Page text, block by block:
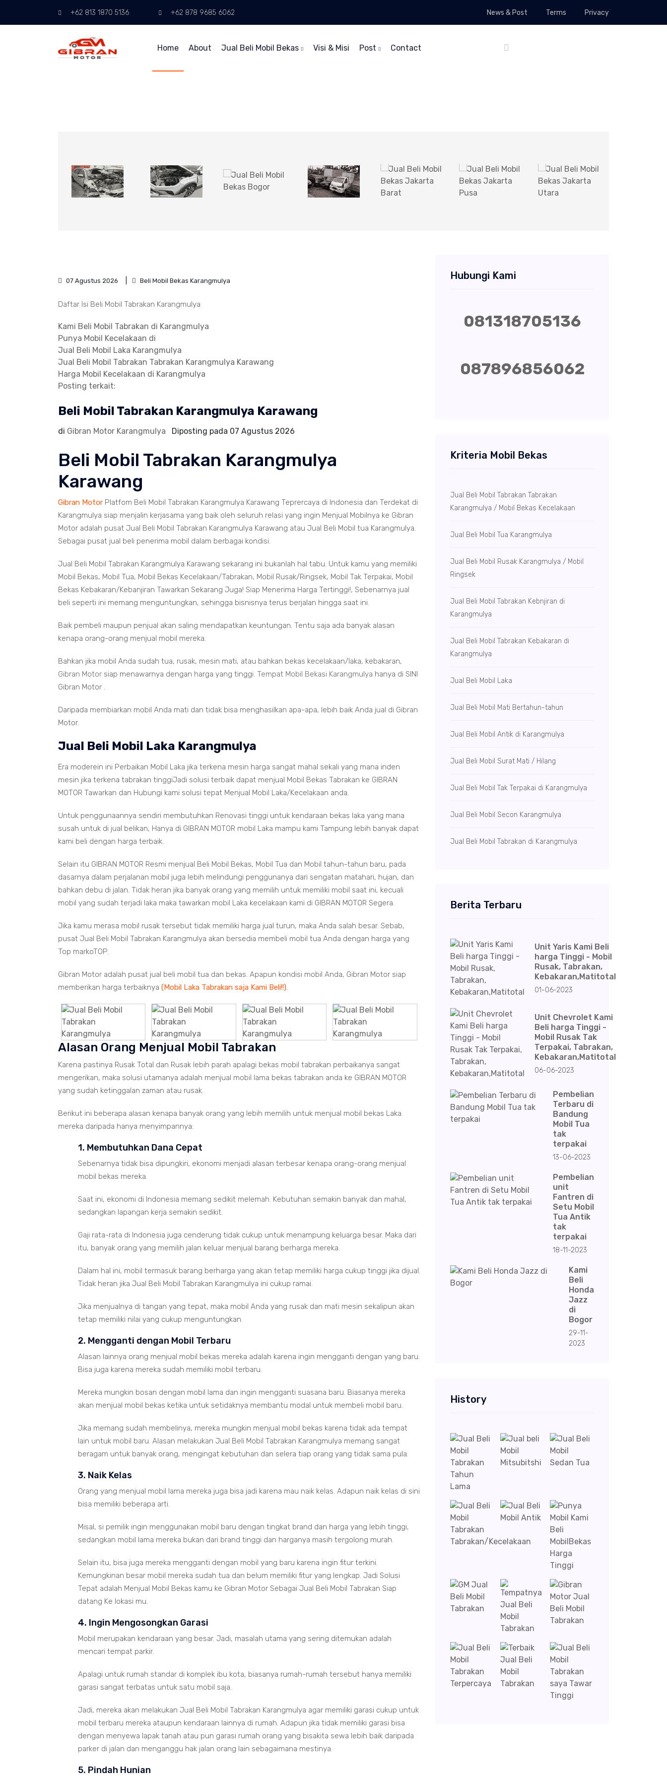
+62 813 1870 5136 +62 878 9685 6062 News & Post Terms Privacy
Home About Jual Beli Mobil Bekas Visi & Misi Post Contact
07 Agustus 2026 Beli Mobil Bekas Karangmulya
Daftar Isi Beli Mobil Tabrakan Karangmulya
Kami Beli Mobil Tabrakan di Karangmulya
Punya Mobil Kecelakaan di
Jual Beli Mobil Laka Karangmulya
Jual Beli Mobil Tabrakan Tabrakan Karangmulya Karawang
Harga Mobil Kecelakaan di Karangmulya
Posting terkait:
Beli Mobil Tabrakan Karangmulya Karawang
di Gibran Motor Karangmulya Diposting pada 07 Agustus 2026
Beli Mobil Tabrakan Karangmulya
Karawang
Gibran Motor Platfom Beli Mobil Tabrakan Karangmulya Karawang Teprercaya di Indonesia dan Terdekat di
Karangmulya siap menjalin kerjasama yang baik oleh seluruh relasi yang ingin Menjual Mobilnya ke Gibran
Motor adalah pusat Jual Beli Mobil Tabrakan Karangmulya Karawang atau Jual Beli Mobil tua Karangmulya.
Sebagai pusat jual beli penerima mobil dalam berbagai kondisi.
Jual Beli Mobil Tabrakan Karangmulya Karawang sekarang ini bukanlah hal tabu. Untuk kamu yang memiliki
Mobil Bekas, Mobil Tua, Mobil Bekas Kecelakaan/Tabrakan, Mobil Rusak/Ringsek, Mobil Tak Terpakai, Mobil
Bekas Kebakaran/Kebanjiran Tawarkan Sekarang Juga! Siap Menerima Harga Tertinggi!, Sebenarnya jual
beli seperti ini memang menguntungkan, sehingga bisnisnya terus berjalan hingga saat ini.
Baik pembeli maupun penjual akan saling mendapatkan keuntungan. Tentu saja ada banyak alasan
kenapa orang-orang menjual mobil mereka.
Bahkan jika mobil Anda sudah tua, rusak, mesin mati, atau bahkan bekas kecelakaan/laka, kebakaran,
Gibran Motor siap menawarnya dengan harga yang tinggi. Tempat Mobil Bekasi Karangmulya hanya di SINI
Gibran Motor .
Daripada membiarkan mobil Anda mati dan tidak bisa menghasilkan apa-apa, lebih baik Anda jual di Gibran
Motor.
Jual Beli Mobil Laka Karangmulya
Era moderein ini Perbaikan Mobil Laka jika terkena mesin harga sangat mahal sekali yang mana inden
mesin jika terkena tabrakan tinggiJadi solusi terbaik dapat menjual Mobil Bekas Tabrakan ke GIBRAN
MOTOR Tawarkan dan Hubungi kami solusi tepat Menjual Mobil Laka/Kecelakaan anda.
Untuk penggunaannya sendiri membutuhkan Renovasi tinggi untuk kendaraan bekas laka yang mana
susah untuk di jual belikan, Hanya di GIBRAN MOTOR mobil Laka mampu kami Tampung lebih banyak dapat
kami beli dengan harga terbaik.
Selain itu GIBRAN MOTOR Resmi menjual Beli Mobil Bekas, Mobil Tua dan Mobil tahun-tahun baru, pada
dasarnya dalam perjalanan mobil juga lebih melindungi penggunanya dari sengatan matahari, hujan, dan
bahkan debu di jalan. Tidak heran jika banyak orang yang memilih untuk memiliki mobil saat ini, kecuali
mobil yang sudah terjadi laka maka tawarkan mobil Laka kecelakaan kami di GIBRAN MOTOR Segera.
Jika kamu merasa mobil rusak tersebut tidak memiliki harga jual turun, maka Anda salah besar. Sebab,
pusat Jual Beli Mobil Tabrakan Karangmulya akan bersedia membeli mobil tua Anda dengan harga yang
Top markoTOP.
Gibran Motor adalah pusat jual beli mobil tua dan bekas. Apapun kondisi mobil Anda, Gibran Motor siap
memberikan harga terbaiknya (Mobil Laka Tabrakan saja Kami Beli!!).
Alasan Orang Menjual Mobil Tabrakan
Karena pastinya Rusak Total dan Rusak lebih parah apalagi bekas mobil tabrakan perbaikanya sangat
mengerikan, maka solusi utamanya adalah menjual mobil lama bekas tabrakan anda ke GIBRAN MOTOR
yang sudah ketinggalan zaman atau rusak.
Berikut ini beberapa alasan kenapa banyak orang yang lebih memilih untuk menjual mobil bekas Laka
mereka daripada hanya menyimpannya:
1. Membutuhkan Dana Cepat
Sebenarnya tidak bisa dipungkiri, ekonomi menjadi alasan terbesar kenapa orang-orang menjual
mobil bekas mereka.
Saat ini, ekonomi di Indonesia memang sedikit melemah. Kebutuhan semakin banyak dan mahal,
sedangkan lapangan kerja semakin sedikit.
Gaji rata-rata di Indonesia juga cenderung tidak cukup untuk menampung keluarga besar. Maka dari
itu, banyak orang yang memilih jalan keluar menjual barang berharga mereka.
Dalam hal ini, mobil termasuk barang berharga yang akan tetap memiliki harga cukup tinggi jika dijual.
Tidak heran jika Jual Beli Mobil Tabrakan Karangmulya ini cukup ramai.
Jika menjualnya di tangan yang tepat, maka mobil Anda yang rusak dan mati mesin sekalipun akan
tetap memiliki nilai yang cukup menguntungkan.
2. Mengganti dengan Mobil Terbaru
Alasan lainnya orang menjual mobil bekas mereka adalah karena ingin mengganti dengan yang baru.
Bisa juga karena mereka sudah memiliki mobil terbaru.
Mereka mungkin bosan dengan mobil lama dan ingin mengganti suasana baru. Biasanya mereka
akan menjual mobil bekas ketika untuk setidaknya membantu modal untuk membeli mobil baru.
Jika memang sudah membelinya, mereka mungkin menjual mobil bekas karena tidak ada tempat
lain untuk mobil baru. Alasan melakukan Jual Beli Mobil Tabrakan Karangmulya memang sangat
beragam untuk banyak orang, mengingat kebutuhan dan selera tiap orang yang tidak sama pula.
3. Naik Kelas
Orang yang menjual mobil lama mereka juga bisa jadi karena mau naik kelas. Adapun naik kelas di sini
bisa memiliki beberapa arti.
Misal, si pemilik ingin menggunakan mobil baru dengan tingkat brand dan harga yang lebih tinggi,
sedangkan mobil lama mereka bukan dari brand tinggi dan harganya masih tergolong murah.
Selain itu, bisa juga mereka mengganti dengan mobil yang baru karena ingin fitur terkini.
Kemungkinan besar mobil mereka sudah tua dan belum memiliki fitur yang lengkap. Jadi Solusi
Tepat adalah Menjual Mobil Bekas kamu ke Gibran Motor Sebagai Jual Beli Mobil Tabrakan Siap
datang Ke lokasi mu.
4. Ingin Mengosongkan Garasi
Mobil merupakan kendaraan yang besar. Jadi, masalah utama yang sering ditemukan adalah
mencari tempat parkir.
Apalagi untuk rumah standar di komplek ibu kota, biasanya rumah-rumah tersebut hanya memiliki
garasi sangat terbatas untuk satu mobil saja.
Jadi, mereka akan melakukan Jual Beli Mobil Tabrakan Karangmulya agar memiliki garasi cukup untuk
mobil terbaru mereka ataupun kendaraan lainnya di rumah. Adapun jika tidak memiliki garasi bisa
dengan menyewa lapak tanah atau pun garasi rumah orang yang bisakita sewa lebih baik daripada
parker di jalan dan menganggu hak jalan orang lain sebagaimana mestinya.
5. Pindah Hunian
Hubungi Kami
081318705136
087896856062
Kriteria Mobil Bekas
Jual Beli Mobil Tabrakan Tabrakan
Karangmulya / Mobil Bekas Kecelakaan
Jual Beli Mobil Tua Karangmulya
Jual Beli Mobil Rusak Karangmulya / Mobil
Ringsek
Jual Beli Mobil Tabrakan Kebnjiran di
Karangmulya
Jual Beli Mobil Tabrakan Kebakaran di
Karangmulya
Jual Beli Mobil Laka
Jual Beli Mobil Mati Bertahun-tahun
Jual Beli Mobil Antik di Karangmulya
Jual Beli Mobil Surat Mati / Hilang
Jual Beli Mobil Tak Terpakai di Karangmulya
Jual Beli Mobil Secon Karangmulya
Jual Beli Mobil Tabrakan di Karangmulya
Berita Terbaru
Unit Yaris Kami Beli
harga Tinggi - Mobil
Rusak, Tabrakan,
Kebakaran,Matitotal
01-06-2023
Unit Chevrolet Kami
Beli harga Tinggi -
Mobil Rusak Tak
Terpakai, Tabrakan,
Kebakaran,Matitotal
06-06-2023
Pembelian
Terbaru di
Bandung
Mobil Tua
tak
terpakai
13-06-2023
Pembelian
unit
Fantren di
Setu Mobil
Tua Antik
tak
terpakai
18-11-2023
Kami
Beli
Honda
Jazz
di
Bogor
29-11-
2023
History